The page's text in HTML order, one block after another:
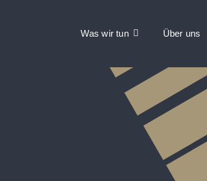
Was wir tun Über uns